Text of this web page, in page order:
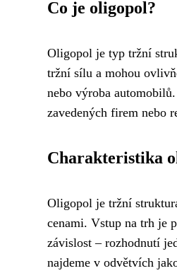
Co je oligopol?
Oligopol je typ tržní
tržní sílu a mohou
nebo výroba
zavedených firem nebo
Charakteristika
Oligopol je tržní
cenami. Vstup na trh je
závislost – rozhodnutí
najdeme v odvětvích